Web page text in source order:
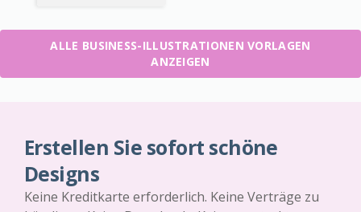
ALLE BUSINESS-ILLUSTRATIONEN VORLAGEN
ANZEIGEN
Erstellen Sie sofort schöne
Designs
Keine Kreditkarte erforderlich. Keine Verträge zu